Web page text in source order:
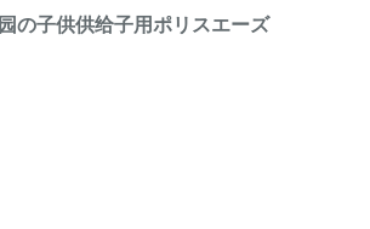
の子供供给子用ポリスエーズ